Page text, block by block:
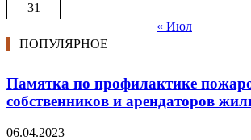
31
« Июл
ПОПУЛЯРНОЕ
Памятка по профилактике
собственников и арендаторов
06.04.2023